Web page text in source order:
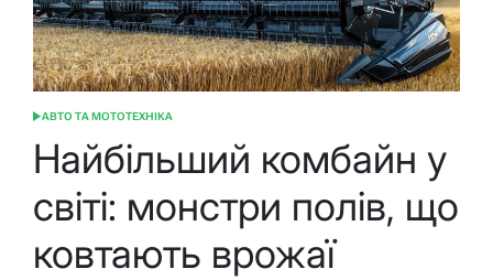
ОПУБЛІКУВАТИ
АВТО ТА МОТОТЕХНІКА
Найбільший комбайн у
світі: монстри полів, що
ковтають врожаї